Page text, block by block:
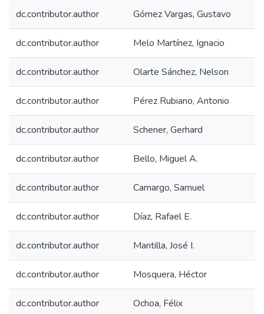
dc.contributor.author Gómez Vargas, Gustavo
dc.contributor.author Melo Martínez, Ignacio
dc.contributor.author Olarte Sánchez, Nelson
dc.contributor.author Pérez Rubiano, Antonio
dc.contributor.author Schener, Gerhard
dc.contributor.author Bello, Miguel A.
dc.contributor.author Camargo, Samuel
dc.contributor.author Díaz, Rafael E.
dc.contributor.author Mantilla, José I.
dc.contributor.author Mosquera, Héctor
dc.contributor.author Ochoa, Félix